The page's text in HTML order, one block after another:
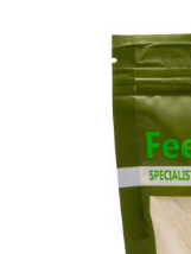
Carpfishing